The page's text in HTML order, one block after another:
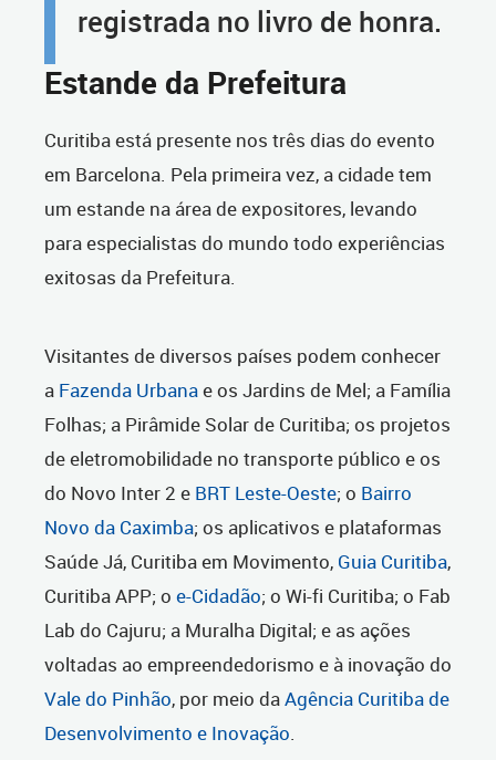
registrada no livro de honra.
Estande da Prefeitura
Curitiba está presente nos três dias do evento
em Barcelona. Pela primeira vez, a cidade tem
um estande na área de expositores, levando
para especialistas do mundo todo experiências
exitosas da Prefeitura.
Visitantes de diversos países podem conhecer
a Fazenda Urbanae os Jardins de Mel; a Família
Folhas; a Pirâmide Solar de Curitiba; os projetos
de eletromobilidade no transporte público e os
do Novo Inter 2 e BRT Leste-Oeste; o Bairro
Novo da Caximba; os aplicativos e plataformas
Saúde Já, Curitiba em Movimento, Guia Curitiba,
Curitiba APP; o e-Cidadão; o Wi-fi Curitiba; o Fab
Lab do Cajuru; a Muralha Digital; e as ações
voltadas ao empreendedorismo e à inovação do
Vale do Pinhão, por meio daAgência Curitiba de
Desenvolvimento e Inovação.